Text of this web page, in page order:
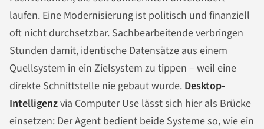
laufen. Eine Modernisierung ist politisch und finanziell
oft nicht durchsetzbar. Sachbearbeitende verbringen
Stunden damit, identische Datensätze aus einem
Quellsystem in ein Zielsystem zu tippen – weil eine
direkte Schnittstelle nie gebaut wurde. Desktop-
Intelligenzvia Computer Use lässt sich hier als Brücke
einsetzen: Der Agent bedient beide Systeme so, wie ein